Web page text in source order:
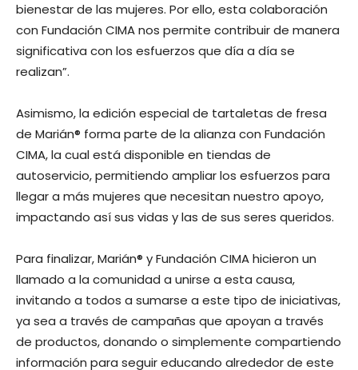
bienestar de las mujeres. Por ello, esta colaboración
con Fundación CIMA nos permite contribuir de manera
significativa con los esfuerzos que día a día se
realizan”.
Asimismo, la edición especial de tartaletas de fresa
de Marián® forma parte de la alianza con Fundación
CIMA, la cual está disponible en tiendas de
autoservicio, permitiendo ampliar los esfuerzos para
llegar a más mujeres que necesitan nuestro apoyo,
impactando así sus vidas y las de sus seres queridos.
Para finalizar, Marián® y Fundación CIMA hicieron un
llamado a la comunidad a unirse a esta causa,
invitando a todos a sumarse a este tipo de iniciativas,
ya sea a través de campañas que apoyan a través
de productos, donando o simplemente compartiendo
información para seguir educando alrededor de este